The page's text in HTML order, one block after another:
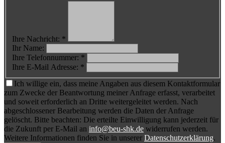
Ihre Nachricht: *
Ihr Name:
Ihre Telefonnummer: *
Ihre E-Mail Adresse: *
Ich willige ein, dass meine Angaben aus diesem Kontaktformular
zum Zwecke der Beantwortung meiner Anfrage erfasst, verarbeitet
und soweit erforderlich an Dritte weitergeleitet werden. Nach
abgeschlossener Bearbeitung werden die Daten der Anfrage
gelöscht. Bitte beachten: Die erteilte Einwilligung kann jederzeit für
die Zukunft per E-Mail an info@beu-shk.de widerrufen werden.
Weitere Informationen finden Sie in unserer Datenschutzerklärung.